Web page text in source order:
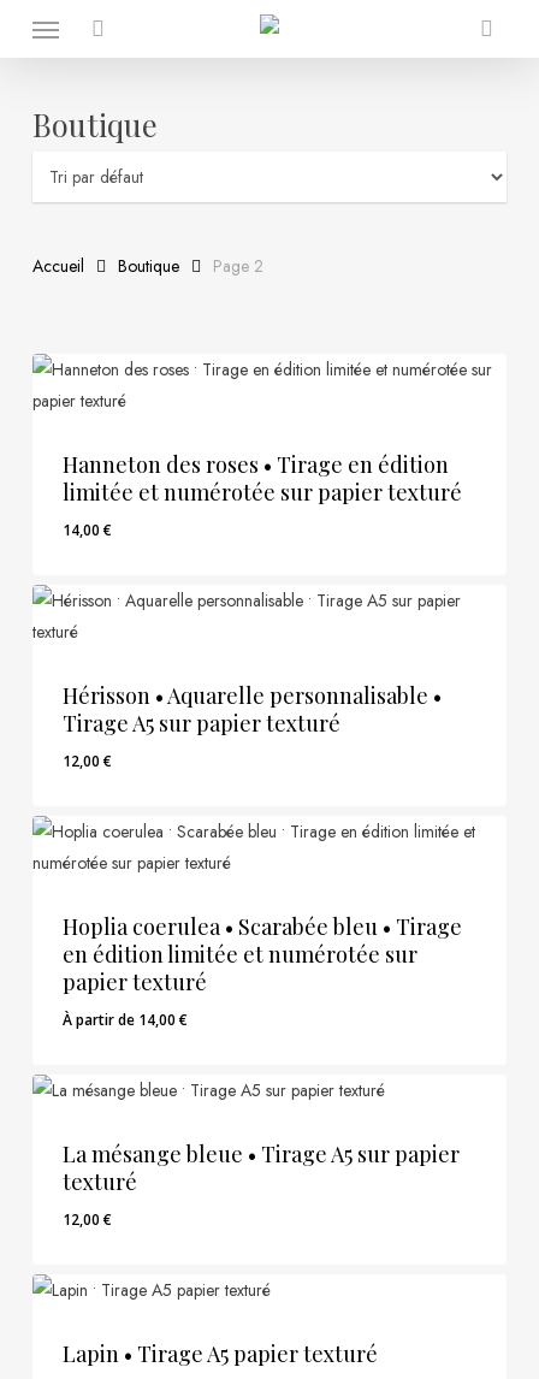
content
search
Menu
Cart Close
Boutique
Accueil Boutique Page 2
Hanneton des roses • Tirage en édition
limitée et numérotée sur papier texturé
14,00€
Hérisson • Aquarelle personnalisable •
Tirage A5 sur papier texturé
12,00€
Hoplia coerulea • Scarabée bleu • Tirage
en édition limitée et numérotée sur
papier texturé
À partir de 14,00€
La mésange bleue • Tirage A5 sur papier
texturé
12,00€
Lapin • Tirage A5 papier texturé